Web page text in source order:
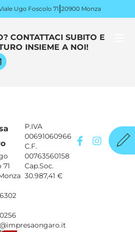
Ugo Foscolo 71 |20900 Monza
CONTATTACI SUBITO E
INSIEME A NOI!
71
P.IVA
00691060966
C.F.
00763560158
Cap.Soc.
30.987,41 €